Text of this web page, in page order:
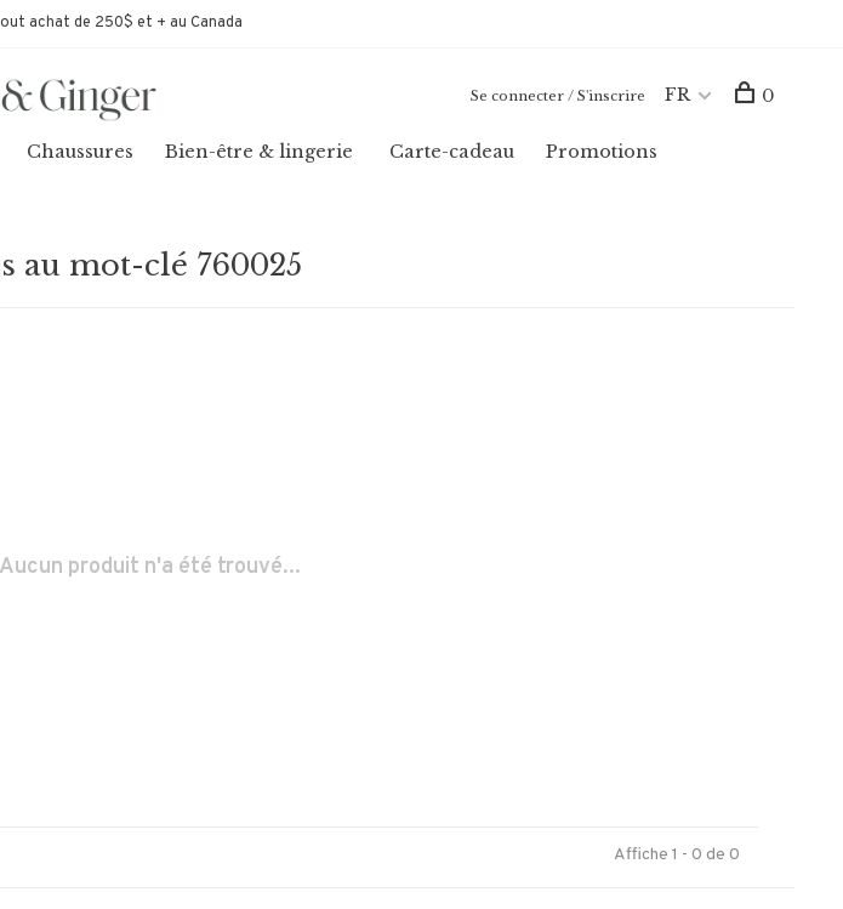
achat de 250$ et + au Canada
Chaussures Bien-être & lingerie Carte-cadeau
Promotions
Se connecter / S'inscrire FR 0
au mot-clé 760025
Aucun produit n'a été trouvé...
Affiche 1 - 0 de 0